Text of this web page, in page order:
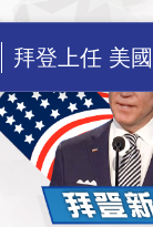
！川普
拜登上任 美